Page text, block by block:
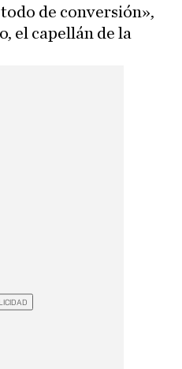
de conversión»,
el capellán de la